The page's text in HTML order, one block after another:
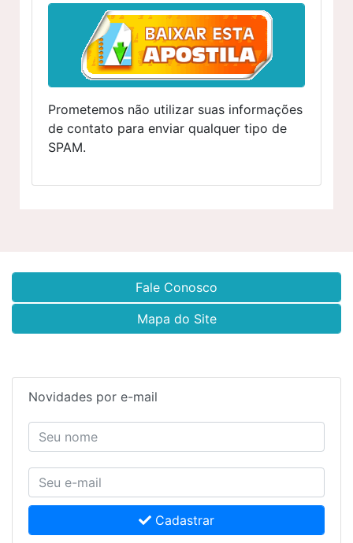
Prometemos não utilizar suas informações
de contato para enviar qualquer tipo de
SPAM.
Fale Conosco
Mapa do Site
Novidades por e-mail
Cadastrar